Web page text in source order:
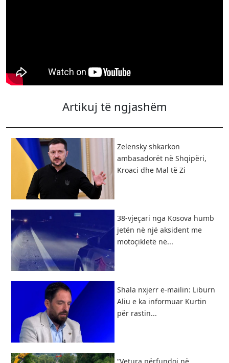
Artikuj të ngjashëm
Zelensky shkarkon
ambasadorët në Shqipëri,
Kroaci dhe Mal të Zi
38-vjeçari nga Kosova humb
jetën në një aksident me
motoçikletë në...
Shala nxjerr e-mailin: Liburn
Aliu e ka informuar Kurtin
për rastin...